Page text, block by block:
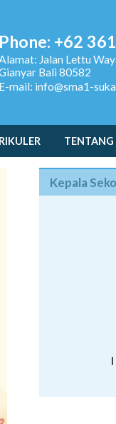
Phone: +62
Jalan Lettu
Bali 80582
E-mail: info@sma1-
Kepala